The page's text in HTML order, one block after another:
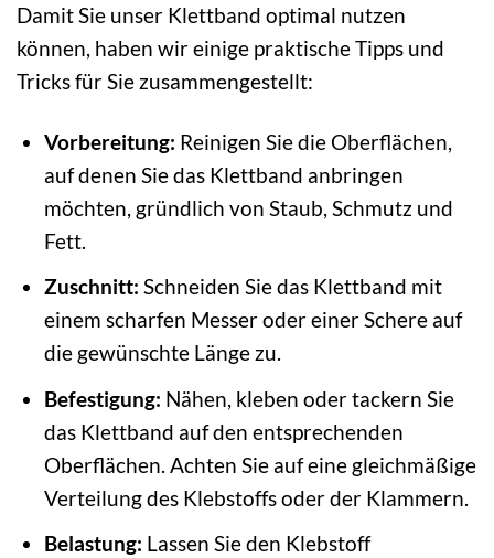
Damit Sie unser Klettband optimal nutzen
können, haben wir einige praktische Tipps und
Tricks für Sie zusammengestellt:
Vorbereitung: Reinigen Sie die Oberflächen,
auf denen Sie das Klettband anbringen
möchten, gründlich von Staub, Schmutz und
Fett.
Zuschnitt: Schneiden Sie das Klettband mit
einem scharfen Messer oder einer Schere auf
die gewünschte Länge zu.
Befestigung: Nähen, kleben oder tackern Sie
das Klettband auf den entsprechenden
Oberflächen. Achten Sie auf eine gleichmäßige
Verteilung des Klebstoffs oder der Klammern.
Belastung: Lassen Sie den Klebstoff